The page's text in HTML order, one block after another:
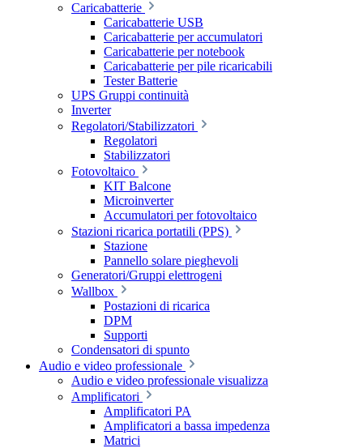
Caricabatterie
Caricabatterie USB
Caricabatterie per accumulatori
Caricabatterie per notebook
Caricabatterie per pile ricaricabili
Tester Batterie
UPS Gruppi continuità
Inverter
Regolatori/Stabilizzatori
Regolatori
Stabilizzatori
Fotovoltaico
KIT Balcone
Microinverter
Accumulatori per fotovoltaico
Stazioni ricarica portatili (PPS)
Stazione
Pannello solare pieghevoli
Generatori/Gruppi elettrogeni
Wallbox
Postazioni di ricarica
DPM
Supporti
Condensatori di spunto
Audio e video professionale
Audio e video professionale visualizza
Amplificatori
Amplificatori PA
Amplificatori a bassa impedenza
Matrici